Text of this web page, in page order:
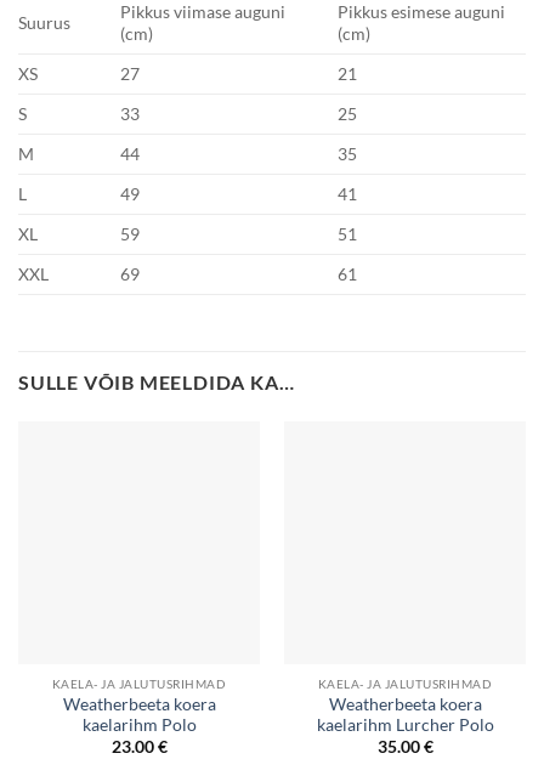
Suurus
Pikkus viimase auguni
(cm)
Pikkus esimese auguni
(cm)
XS
27
21
S
33
25
M
44
35
L
49
41
XL
59
51
XXL
69 61
SULLE VÕIB MEELDIDA KA…
KAELA- JA JALUTUSRIHMAD
Weatherbeeta koera
kaelarihm Polo
23.00€
KAELA- JA JALUTUSRIHMAD
Weatherbeeta koera
kaelarihm Lurcher Polo
35.00€